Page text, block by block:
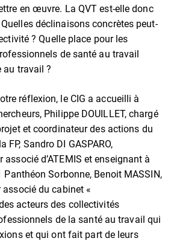
en œuvre. La QVT est-elle donc
déclinaisons concrètes peut-
? Quelle place pour les
de santé au travail
au travail ?
réflexion, le CIG a accueilli à
Philippe DOUILLET, chargé
et coordinateur des actions du
FP, Sandro DI GASPARO,
d’ATEMIS et enseignant à
Panthéon Sorbonne, Benoit MASSIN,
du cabinet «
acteurs des collectivités
de la santé au travail qui
et qui ont fait part de leurs